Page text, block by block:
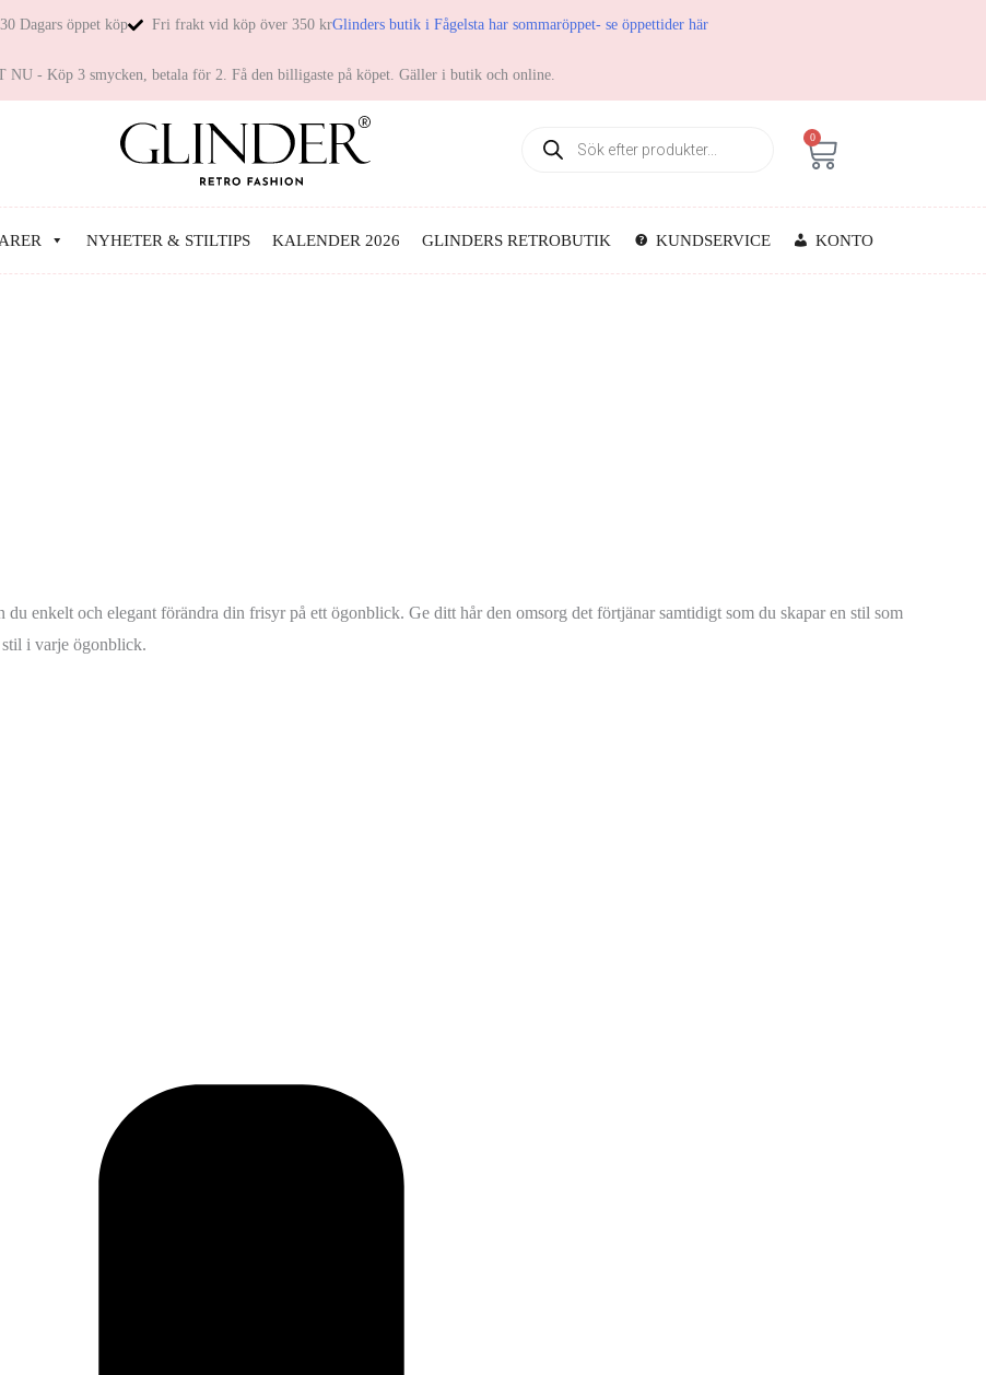
30 Dagars öppet köp Fri frakt vid köp över 350 krGlinders butik i Fågelsta har sommaröppet- se öppettider här
NU - Köp 3 smycken, betala för 2. Få den billigaste på köpet. Gäller i butik och online.
0
NYHETER & STILTIPS KALENDER 2026 GLINDERS RETROBUTIK KUNDSERVICE KONTO
du enkelt och elegant förändra din frisyr på ett ögonblick. Ge ditt hår den omsorg det förtjänar samtidigt som du skapar en stil som
i varje ögonblick.